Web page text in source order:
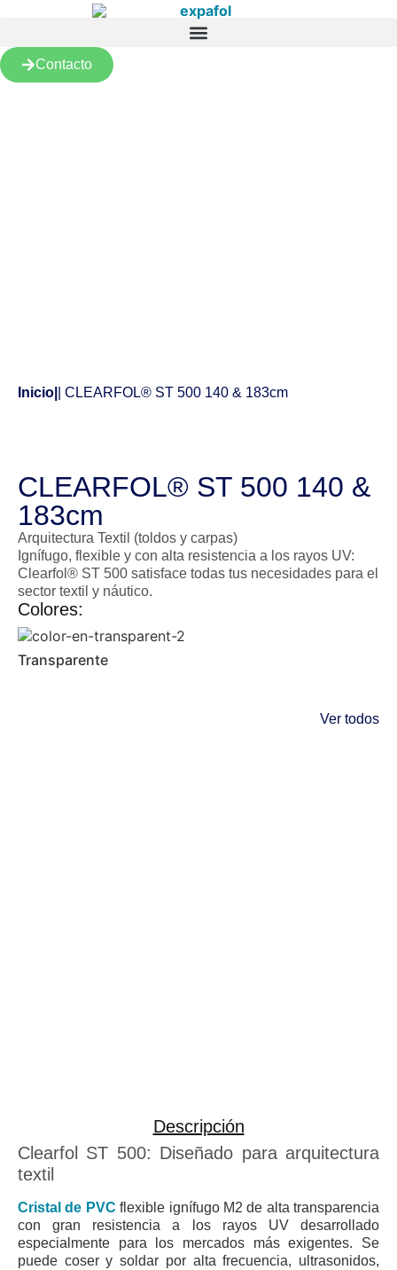
Contacto
Inicio | CLEARFOL® ST 500 140 & 183cm
CLEARFOL® ST 500 140 &
183cm
Arquitectura Textil (toldos y carpas)
Ignífugo, flexible y con alta resistencia a los rayos UV:
Clearfol® ST 500 satisface todas tus necesidades para el
sector textil y náutico.
Colores:
Transparente
Ver todos
Descripción
Clearfol ST 500: Diseñado para arquitectura
textil
Cristal de PVC flexible ignífugo M2 de alta transparencia
con gran resistencia a los rayos UV desarrollado
especialmente para los mercados más exigentes. Se
puede coser y soldar por alta frecuencia, ultrasonidos,